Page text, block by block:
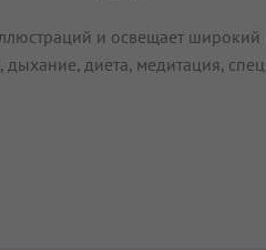
и освещает широкий
диета, медитация,